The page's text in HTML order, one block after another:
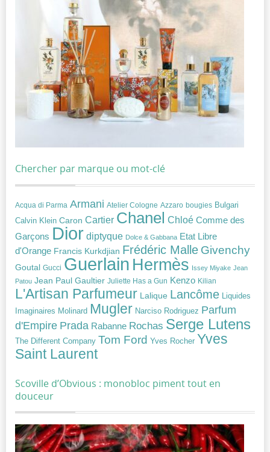
Chercher par marque ou mot-clé
Acqua di Parma Armani Atelier Cologne Azzaro bougies Bulgari
Calvin Klein Caron Cartier Chanel Chloé Comme des
Garçons Dior diptyque Dolce & Gabbana Etat Libre
d'Orange Francis Kurkdjian Frédéric Malle Givenchy
Goutal Gucci Guerlain Hermès Issey Miyake Jean
Patou Jean Paul Gaultier Juliette Has a Gun Kenzo Kilian
L'Artisan Parfumeur Lalique Lancôme Liquides
Imaginaires Molinard Mugler Narciso Rodriguez Parfum
d'Empire Prada Rabanne Rochas Serge Lutens
The Different Company Tom Ford Yves Rocher Yves
Saint Laurent
Scoville d’Obvious : monobloc piment tout en
douceur